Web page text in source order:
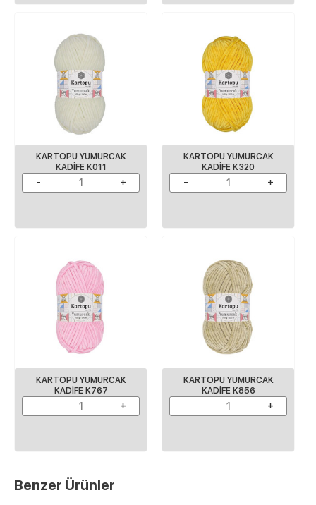
KARTOPU YUMURCAK
KADIFE K011
KARTOPU YUMURCAK
KADIFE K320
KARTOPU YUMURCAK
KADIFE K767
KARTOPU YUMURCAK
KADIFE K856
Benzer Ürünler